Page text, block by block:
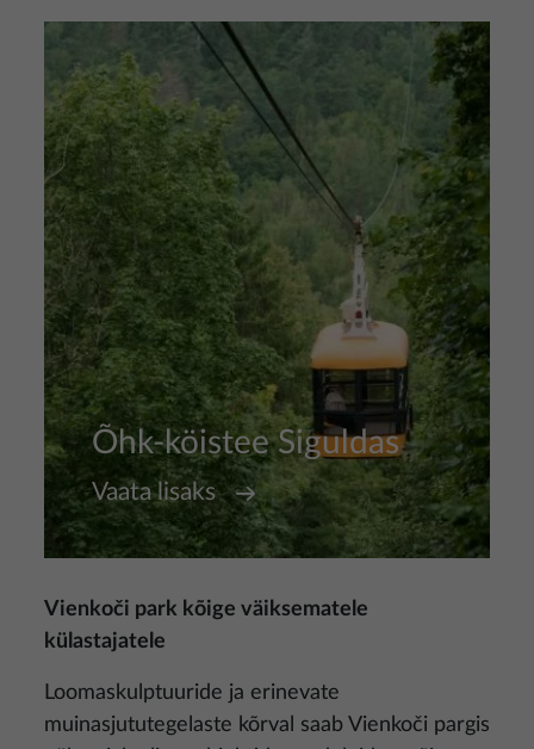
Õhk-köistee Siguldas
Pilt
Vaata lisaks
Vienkoči park kõige väiksematele
külastajatele
Loomaskulptuuride ja erinevate
muinasjututegelaste kõrval saab Vienkoči pargis